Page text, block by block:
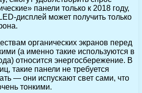
панели только к 2018 году,
дисплей может получить только
органических экранов перед
(а именно такие используются в
относится энергосбережение. В
такие панели не требуется
— они испускают свет сами, что
тонкими.